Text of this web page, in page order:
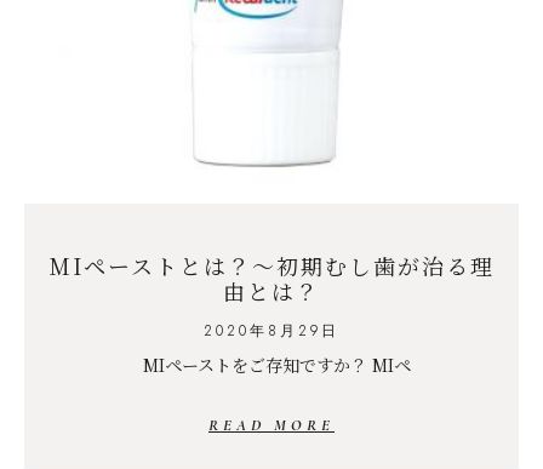
MIペーストとは？～初期むし歯が治る理
由とは？
2020年8月29日
MIペーストをご存知ですか？ MIペ
READ MORE